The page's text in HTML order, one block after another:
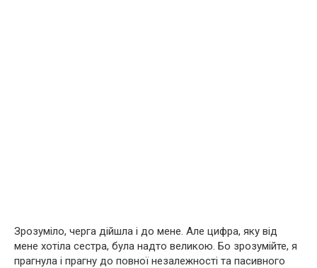
Зрозуміло, черга дійшла і до мене. Але цифра, яку від
мене хотіла сестра, була надто великою. Бо зрозумійте, я
прагнула і прагну до повної незалежності та пасивного